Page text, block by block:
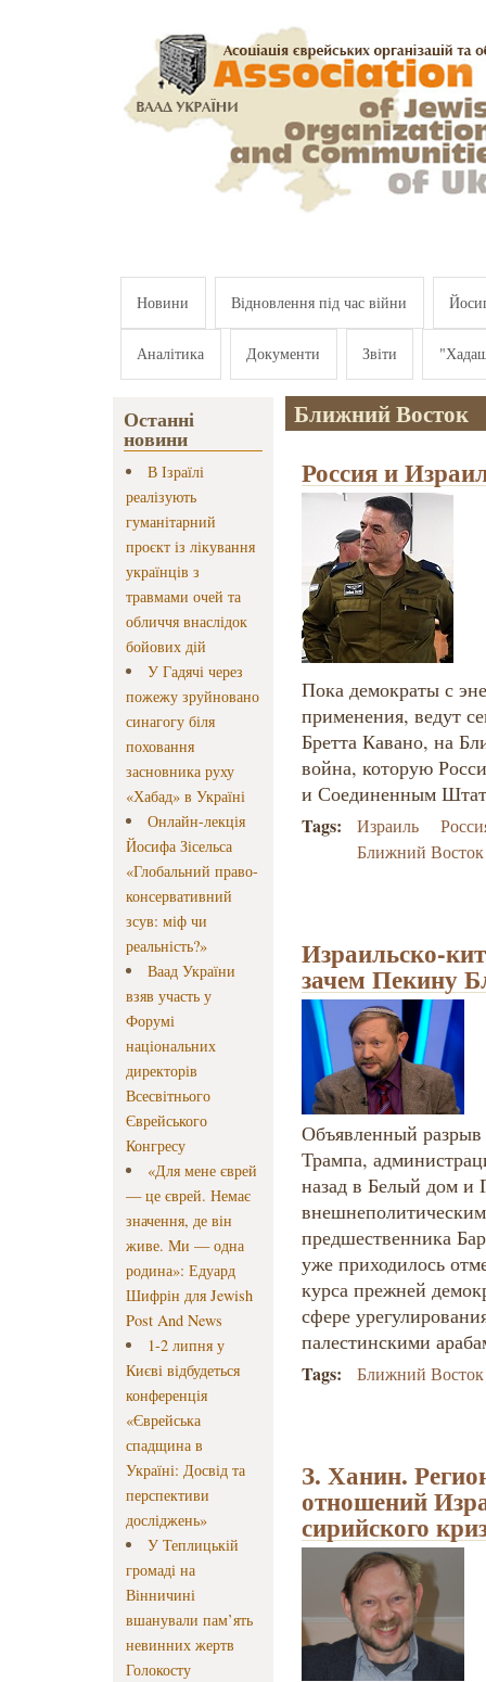
Новини Відновлення під час війни
Аналітика Документи Звіти
Останні
новини
В Ізраїлі
реалізують
гуманітарний
проєкт із лікування
українців з
травмами очей та
обличчя внаслідок
бойових дій
У Гадячі через
пожежу зруйновано
синагогу біля
поховання
засновника руху
«Хабад» в Україні
Онлайн-лекція
Йосифа Зісельса
«Глобальний право-
консервативний
зсув: міф чи
реальність?»
Ваад України
взяв участь у
Форумі
національних
директорів
Всесвітнього
Єврейського
Конгресу
«Для мене єврей
— це єврей. Немає
значення, де він
живе. Ми — одна
родина»: Едуард
Шифрін для Jewish
Post And News
1-2 липня у
Києві відбудеться
конференція
«Єврейська
спадщина в
Україні: Досвід та
перспективи
досліджень»
У Теплицькій
громаді на
Вінничині
вшанували пам’ять
невинних жертв
Голокосту
Ближний Восток
Россия и
Пока демократы с
применения, ведут
Бретта Кавано, на
война, которую
и Соединенным
Tags: Израиль
Ближний Восток
Израильско-
зачем Пекину
Объявленный
Трампа,
назад в Белый дом
предшественника
уже приходилось
курса прежней
сфере
палестинскими
Tags: Ближний Восток
З. Ханин.
отношений
сирийского